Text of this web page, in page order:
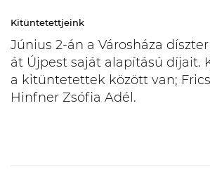
Kitüntetettjeink
Június 2-án a Városháza
át Újpest saját alapítású díjait.
a kitüntetettek között van;
Hinfner Zsófia Adél.